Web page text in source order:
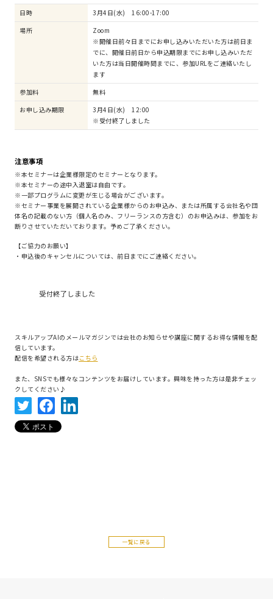
日時
3月4日(水) 16:00-17:00
場所
Zoom
※開催日前々日までにお申し込みいただいた方は前日ま
でに、開催日前日から申込期限までにお申し込みいただ
いた方は当日開催時間までに、参加URLをご連絡いたし
ます
参加料
無料
お申し込み期限
3月4日(水) 12:00
※受付終了しました
注意事項
※本セミナーは企業様限定のセミナーとなります。
※本セミナーの途中入退室は自由です。
※一部プログラムに変更が生じる場合がございます。
※セミナー事業を展開されている企業様からのお申込み、または所属する会社名や団
体名の記載のない方（個人名のみ、フリーランスの方含む）のお申込みは、参加をお
断りさせていただいております。予めご了承ください。
【ご協力のお願い】
・申込後のキャンセルについては、前日までにご連絡ください。
受付終了しました
スキルアップAIのメールマガジンでは会社のお知らせや講座に関するお得な情報を配
信しています。
配信を希望される方はこちら
また、SNSでも様々なコンテンツをお届けしています。興味を持った方は是非チェッ
クしてください♪
一覧に戻る